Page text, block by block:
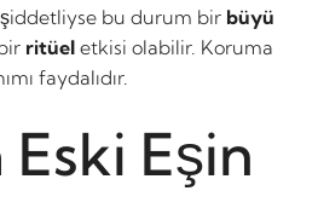
bu durum bir büyü
ritüel etkisi olabilir. Koruma
faydalıdır.
Eşin